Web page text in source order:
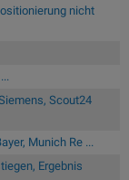
nicht
Scout24
Munich Re ...
Ergebnis